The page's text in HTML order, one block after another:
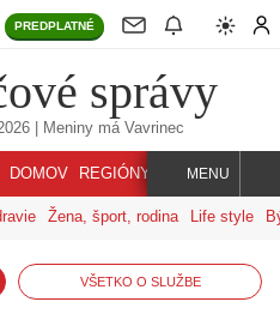
PREDPLATNÉ
správy
| Meniny má Vavrinec
DOMOV REGIÓNY INDEX SVET
MENU
Žena, šport, rodina Life style
VŠETKO O SLUŽBE